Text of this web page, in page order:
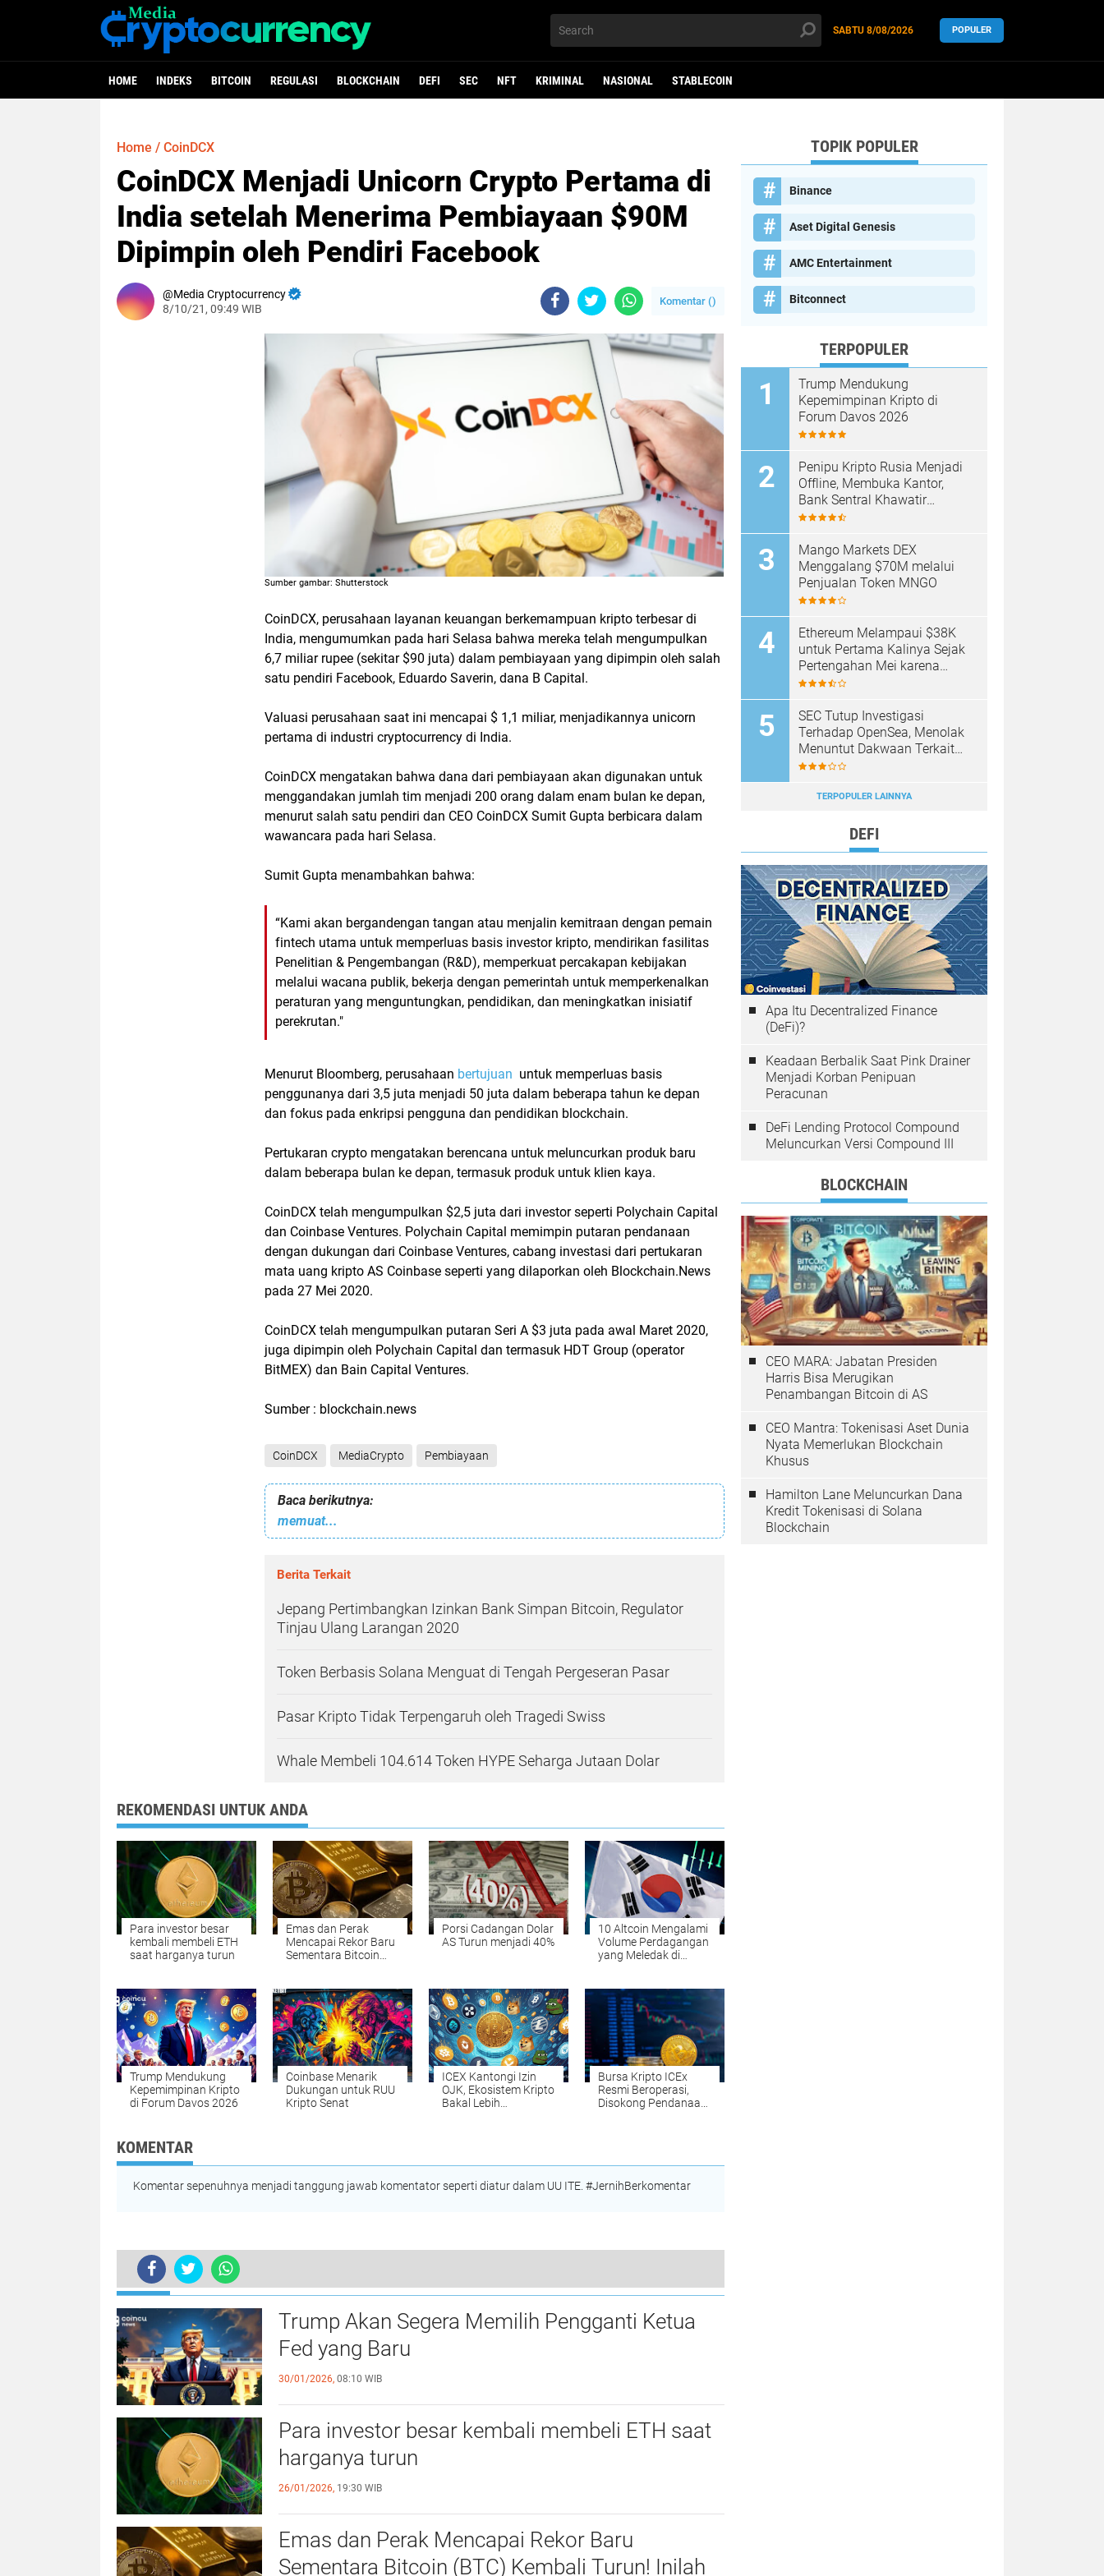
SABTU 8/08/2026 POPULER
HOME INDEKS BITCOIN REGULASI BLOCKCHAIN DEFI SEC NFT KRIMINAL NASIONAL STABLECOIN
Home / CoinDCX
CoinDCX Menjadi Unicorn Crypto Pertama di
India setelah Menerima Pembiayaan $90M
Dipimpin oleh Pendiri Facebook
Media Cryptocurrency
8/10/21, 09:49 WIB
Komentar ()
Sumber gambar: Shutterstock
CoinDCX, perusahaan layanan keuangan berkemampuan kripto terbesar di
India, mengumumkan pada hari Selasa bahwa mereka telah mengumpulkan
6,7 miliar rupee (sekitar $90 juta) dalam pembiayaan yang dipimpin oleh salah
satu pendiri Facebook, Eduardo Saverin, dana B Capital.
Valuasi perusahaan saat ini mencapai $ 1,1 miliar, menjadikannya unicorn
pertama di industri cryptocurrency di India.
CoinDCX mengatakan bahwa dana dari pembiayaan akan digunakan untuk
menggandakan jumlah tim menjadi 200 orang dalam enam bulan ke depan,
menurut salah satu pendiri dan CEO CoinDCX Sumit Gupta berbicara dalam
wawancara pada hari Selasa.
Sumit Gupta menambahkan bahwa:
“Kami akan bergandengan tangan atau menjalin kemitraan dengan pemain
fintech utama untuk memperluas basis investor kripto, mendirikan fasilitas
Penelitian & Pengembangan (R&D), memperkuat percakapan kebijakan
melalui wacana publik, bekerja dengan pemerintah untuk memperkenalkan
peraturan yang menguntungkan, pendidikan, dan meningkatkan inisiatif
perekrutan."
Menurut Bloomberg, perusahaan bertujuan untuk memperluas basis
penggunanya dari 3,5 juta menjadi 50 juta dalam beberapa tahun ke depan
dan fokus pada enkripsi pengguna dan pendidikan blockchain.
Pertukaran crypto mengatakan berencana untuk meluncurkan produk baru
dalam beberapa bulan ke depan, termasuk produk untuk klien kaya.
CoinDCX telah mengumpulkan $2,5 juta dari investor seperti Polychain Capital
dan Coinbase Ventures. Polychain Capital memimpin putaran pendanaan
dengan dukungan dari Coinbase Ventures, cabang investasi dari pertukaran
mata uang kripto AS Coinbase seperti yang dilaporkan oleh Blockchain.News
pada 27 Mei 2020.
CoinDCX telah mengumpulkan putaran Seri A $3 juta pada awal Maret 2020,
juga dipimpin oleh Polychain Capital dan termasuk HDT Group (operator
BitMEX) dan Bain Capital Ventures.
Sumber : blockchain.news
CoinDCX MediaCrypto Pembiayaan
Baca berikutnya:
memuat...
Berita Terkait
Jepang Pertimbangkan Izinkan Bank Simpan Bitcoin, Regulator
Tinjau Ulang Larangan 2020
Token Berbasis Solana Menguat di Tengah Pergeseran Pasar
Pasar Kripto Tidak Terpengaruh oleh Tragedi Swiss
Whale Membeli 104.614 Token HYPE Seharga Jutaan Dolar
REKOMENDASI UNTUK ANDA
Para investor besar
kembali membeli ETH
saat harganya turun
Emas dan Perak
Mencapai Rekor Baru
Sementara Bitcoin
Porsi Cadangan Dolar
AS Turun menjadi 40%
10 Altcoin Mengalami
Volume Perdagangan
yang Meledak di
Besar, Berikut
Daftarnya
Trump Mendukung
Kepemimpinan Kripto
di Forum Davos 2026
Coinbase Menarik
Dukungan untuk RUU
Kripto Senat
ICEX Kantongi Izin
OJK, Ekosistem Kripto
Bakal Lebih
Bursa Kripto ICEx
Resmi Beroperasi,
Disokong Pendanaan
KOMENTAR
Komentar sepenuhnya menjadi tanggung jawab komentator seperti diatur dalam UU ITE. #JernihBerkomentar
CoinDCX Menjadi Unicorn Crypto Pertama di India setelah Menerima Pembiayaan $90M Dipimpin oleh Pendiri Facebook
TERKINI
Trump Akan Segera Memilih Pengganti Ketua
Fed yang Baru
30/01/2026, 08:10 WIB
Para investor besar kembali membeli ETH saat
harganya turun
26/01/2026, 19:30 WIB
Emas dan Perak Mencapai Rekor Baru
Sementara Bitcoin (BTC) Kembali Turun! Inilah
TOPIK POPULER
Binance
Aset Digital Genesis
AMC Entertainment
Bitconnect
TERPOPULER
Trump Mendukung
Kepemimpinan Kripto di
Forum Davos 2026
Penipu Kripto Rusia Menjadi
Offline, Membuka Kantor,
Bank Sentral Khawatir
Tentang Tren
Mango Markets DEX
Menggalang $70M melalui
Penjualan Token MNGO
Ethereum Melampaui $38K
untuk Pertama Kalinya Sejak
Pertengahan Mei karena
Volume Transaksi Besar
SEC Tutup Investigasi
Terhadap OpenSea, Menolak
Menuntut Dakwaan Terkait
Operasi Pasar NFT
TERPOPULER LAINNYA
DEFI
Apa Itu Decentralized Finance
(DeFi)?
Keadaan Berbalik Saat Pink Drainer
Menjadi Korban Penipuan
Peracunan
DeFi Lending Protocol Compound
Meluncurkan Versi Compound III
BLOCKCHAIN
CEO MARA: Jabatan Presiden
Harris Bisa Merugikan
Penambangan Bitcoin di AS
CEO Mantra: Tokenisasi Aset Dunia
Nyata Memerlukan Blockchain
Khusus
Hamilton Lane Meluncurkan Dana
Kredit Tokenisasi di Solana
Blockchain